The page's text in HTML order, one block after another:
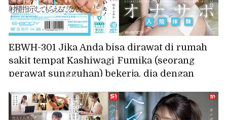
EBWH-301 Jika Anda bisa dirawat di rumah
sakit tempat Kashiwagi Fumika (seorang
perawat sungguhan) bekerja, dia dengan
untuk tubuhnya (dengan program khusus)
dan membimbing Anda menuju ejakulasi